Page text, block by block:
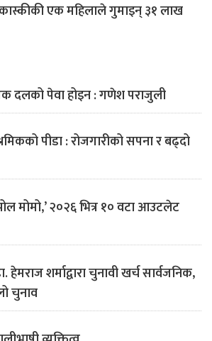
कास्कीकी एक महिलाले गुमाइन् ३१ लाख
दलको पेवा होइन : गणेश पराजुली
पीडा : रोजगारीको सपना र बढ्दो
मोमो,’ २०२६ भित्र १० वटा आउटलेट
शर्माद्वारा चुनावी खर्च सार्वजनिक,
चुनाव